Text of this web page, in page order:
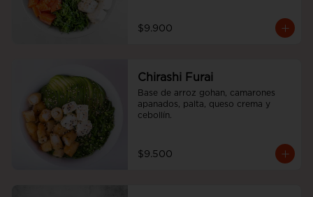
$9.900
Chirashi Furai
Base de arroz gohan, camarones
apanados, palta, queso crema y
cebollín.
$9.500